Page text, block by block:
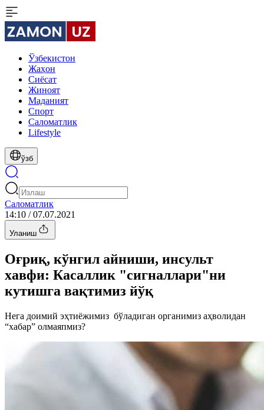
Ўзбекистон
Жаҳон
Сиёсат
Жиноят
Маданият
Спорт
Cаломатлик
Lifestyle
ўзб
Cаломатлик
14:10 / 07.07.2021
Уланиш
Оғриқ, кўнгил айниши, инсульт
хавфи: Касаллик "сигналлари"ни
кутишга вақтимиз йўқ
Нега доимий эҳтиёжимиз бўладиган органимиз аҳволидан
“хабар” олмаяпмиз?